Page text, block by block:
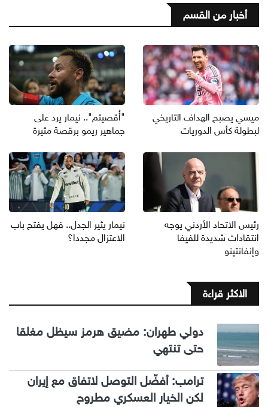
أخبار من القسم
ميسي يصبح الهداف التاريخي
لبطولة كأس الدوريات
"أُقصيتم".. نيمار يرد على
جماهير ريمو برقصة مثيرة
رئيس الاتحاد الأردني يوجه
انتقادات شديدة للفيفا
وإنفانتينو
نيمار يثير الجدل.. فهل يفتح باب
الاعتزال مجددا؟
الاكثر قراءة
دولي طهران: مضيق هرمز سيظل مغلقا
حتى تنتهي
ترامب: أفضّل التوصل لاتفاق مع إيران
لكن الخيار العسكري مطروح